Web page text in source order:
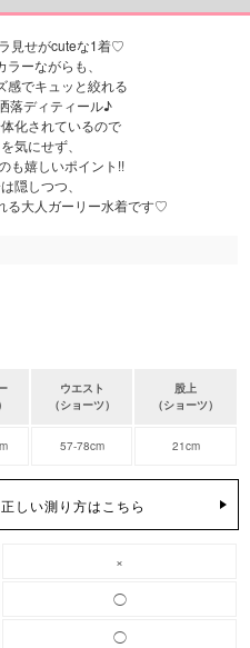
見せがcuteな1着♡
ーながらも、
感でキュッと絞れる
落ディティール♪
化されているので
気にせず、
も嬉しいポイント!!
隠しつつ、
る大人ガーリー水着です♡
ウエスト
（ショーツ）
股上
（ショーツ）
57-78cm 21cm
しい測り方はこちら
×
◯
◯